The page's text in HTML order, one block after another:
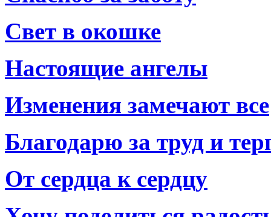
Свет в окошке
Настоящие ангелы
Изменения замечают все
Благодарю за труд и
От сердца к сердцу